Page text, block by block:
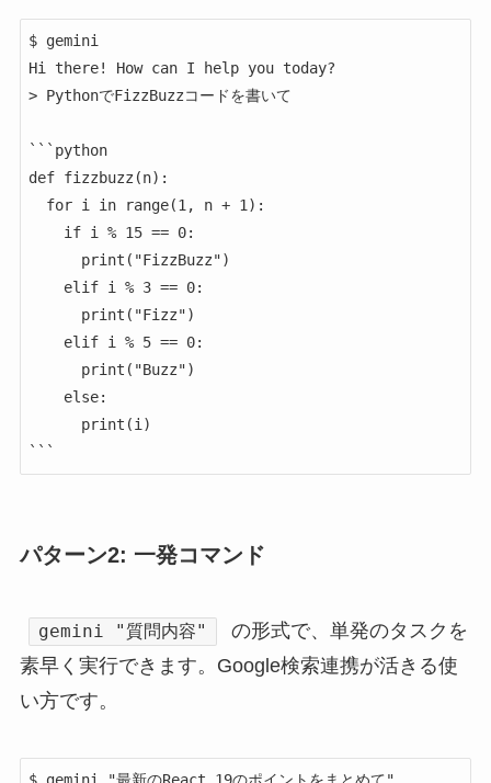
$ gemini
Hi there! How can I help you today?
> PythonでFizzBuzzコードを書いて
```python
def fizzbuzz(n):
```
パターン2: 一発コマンド
gemini "質問内容"
の形式で、単発のタスクを
素早く実行できます。Google検索連携が活きる使
い方です。
$ gemini "最新のReact 19のポイントをまとめて"